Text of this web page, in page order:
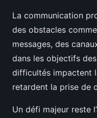
La communication
des obstacles
messages, des
dans les objectifs
difficultés impactent
retardent la prise de
Un défi majeur reste